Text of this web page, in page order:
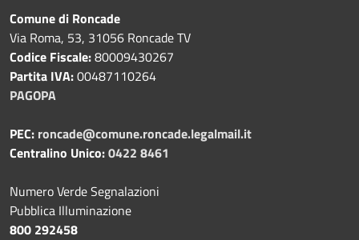
Comune di Roncade
Via Roma, 53, 31056 Roncade TV
Codice Fiscale:80009430267
Partita IVA:00487110264
PAGOPA
PEC: roncade@comune.roncade.legalmail.it
Centralino Unico:0422 8461
Numero Verde Segnalazioni
Pubblica Illuminazione
800 292458